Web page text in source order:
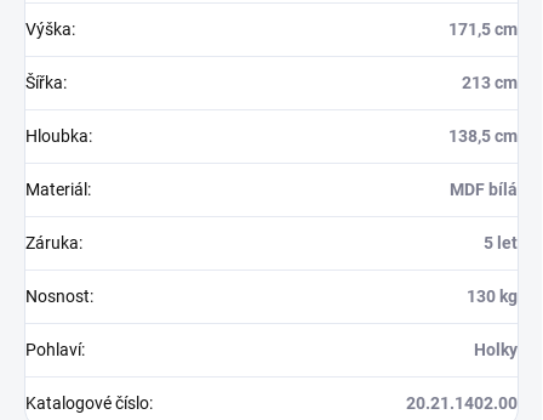
Výška: 171,5 cm
Šířka: 213 cm
Hloubka: 138,5 cm
Materiál : MDF bílá
Záruka: 5 let
Nosnost: 130 kg
Pohlaví: Holky
Katalogové číslo: 20.21.1402.00